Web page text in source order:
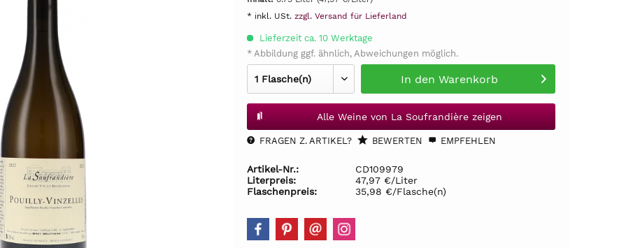
* inkl. USt. zzgl. Versand für Lieferland
Lieferzeit ca. 10 Werktage
* Abbildung ggf. ähnlich, Abweichungen möglich.
In den Warenkorb
Alle Weine von La Soufrandière zeigen
FRAGEN Z. ARTIKEL? BEWERTEN EMPFEHLEN
Artikel-Nr.:
CD109979
Literpreis:
47,97 €/Liter
Flaschenpreis:
35,98 €/Flasche(n)